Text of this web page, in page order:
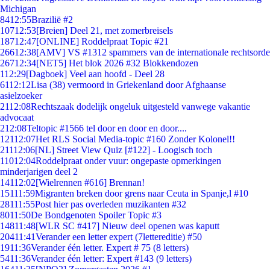
Michigan
8412:55Brazilië #2
10712:53[Breien] Deel 21, met zomerbreisels
18712:47[ONLINE] Roddelpraat Topic #21
26612:38[AMV] VS #1312 spammers van de internationale rechtsorde
26712:34[NET5] Het blok 2026 #32 Blokkendozen
112:29[Dagboek] Veel aan hoofd - Deel 28
6112:12Lisa (38) vermoord in Griekenland door Afghaanse
asielzoeker
2112:08Rechtszaak dodelijk ongeluk uitgesteld vanwege vakantie
advocaat
212:08Teltopic #1566 tel door en door en door....
12112:07Het RLS Social Media-topic #160 Zonder Kolonel!!
21112:06[NL] Street View Quiz [#122] - Loogisch toch
11012:04Roddelpraat onder vuur: ongepaste opmerkingen
minderjarigen deel 2
14112:02[Wielrennen #616] Brennan!
15111:59Migranten breken door grens naar Ceuta in Spanje,l #10
28111:55Post hier pas overleden muzikanten #32
8011:50De Bondgenoten Spoiler Topic #3
14811:48[WLR SC #417] Nieuw deel openen was kaputt
20411:41Verander een letter expert (7lettereditie) #50
1911:36Verander één letter. Expert # 75 (8 letters)
5411:36Verander één letter: Expert #143 (9 letters)